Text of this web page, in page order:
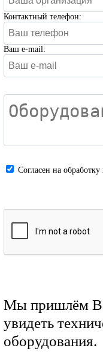
Контактный телефон:
Ваш e-mail:
Cогласен на
Мы пришлём
увидеть
оборудования.